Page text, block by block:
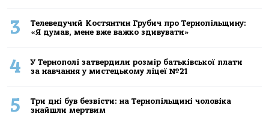
3
Телеведучий Костянтин Грубич про Тернопільщину:
«Я думав, мене вже важко здивувати»
4
У Тернополі затвердили розмір батьківської плати
за навчання у мистецькому ліцеї №21
5
Три дні був безвісти: на Тернопільщині чоловіка
знайшли мертвим